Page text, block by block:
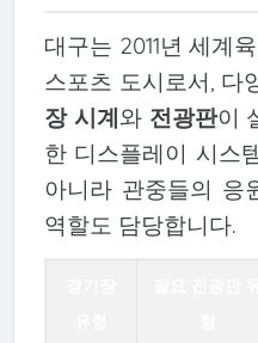
대구는 2011년 세계
스포츠 도시로서, 다
장 시계 와 전광판이
한 디스플레이 시스
아니라 관중들의 응
역할도 담당합니다.